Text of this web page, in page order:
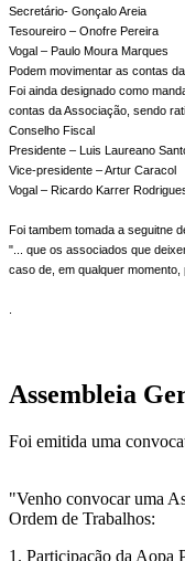
Secretário- Gonçalo Areia
Tesoureiro – Onofre Pereira
Vogal – Paulo Moura Marques
Podem movimentar as contas
Foi ainda designado como
contas da Associação, sendo
Conselho Fiscal
Presidente – Luis Laureano
Vice-presidente – Artur Caracol
Vogal – Ricardo Karrer
Foi tambem tomada a seguitne
"... que os associados que
caso de, em qualquer
Assembleia
Foi emitida uma
"Venho convocar uma
Ordem de Trabalhos:
1. Participação da Aopa